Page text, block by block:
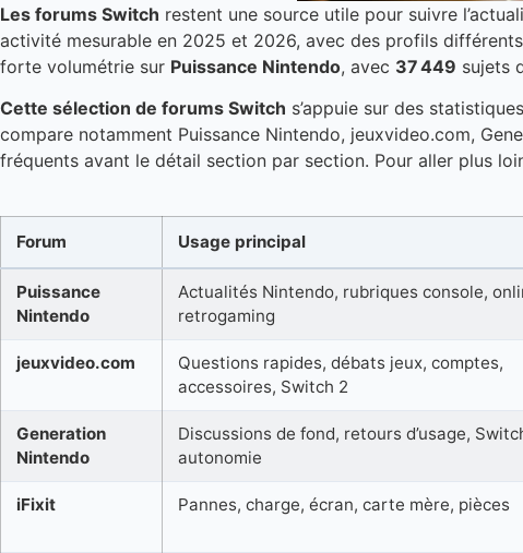
Les forums Switch restent une source utile pour suivre
activité mesurable en 2025 et 2026, avec des profils
forte volumétrie sur Puissance Nintendo, avec 37 449 sujets
Cette sélection de forums Switch s’appuie sur des
compare notamment Puissance Nintendo, jeuxvideo.com,
fréquents avant le détail section par section. Pour aller plus
Forum Usage principal
Puissance
Nintendo
Actualités Nintendo, rubriques console,
retrogaming
jeuxvideo.com
Questions rapides, débats jeux, comptes,
accessoires, Switch 2
Generation
Nintendo
Discussions de fond, retours d’usage,
autonomie
iFixit Pannes, charge, écran, carte mère, pièces